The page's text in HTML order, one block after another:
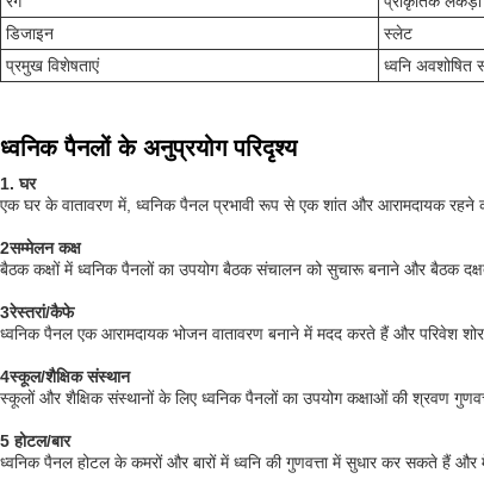
डिजाइन
स्लेट
प्रमुख विशेषताएं
ध्वनि
ध्वनिक पैनलों के अनुप्रयोग परिदृश्य
1. घर
एक घर के वातावरण में, ध्वनिक पैनल प्रभावी रूप से एक शांत और आरामदायक
2सम्मेलन कक्ष
बैठक कक्षों में ध्वनिक पैनलों का उपयोग बैठक संचालन को सुचारू बनाने और बैठक
3रेस्तरां/कैफे
ध्वनिक पैनल एक आरामदायक भोजन वातावरण बनाने में मदद करते हैं और परिवेश
4स्कूल/शैक्षिक संस्थान
स्कूलों और शैक्षिक संस्थानों के लिए ध्वनिक पैनलों का उपयोग कक्षाओं की श्रवण
5 होटल/बार
ध्वनिक पैनल होटल के कमरों और बारों में ध्वनि की गुणवत्ता में सुधार कर सकते हैं